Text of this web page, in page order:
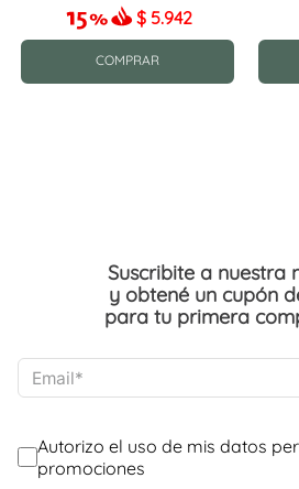
$ 5.942
COMPRAR
Suscribite a nuestra
y obtené un cupón
para tu primera